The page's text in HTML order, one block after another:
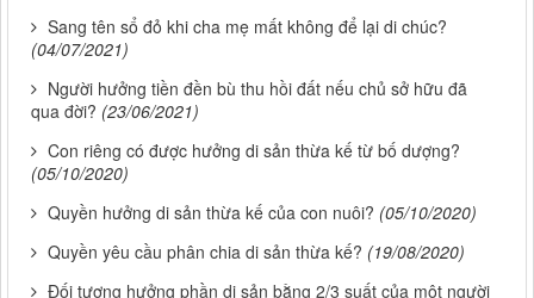
Sang tên sổ đỏ khi cha mẹ mất không để lại di chúc?
(04/07/2021)
Người hưởng tiền đền bù thu hồi đất nếu chủ sở hữu đã
qua đời? (23/06/2021)
Con riêng có được hưởng di sản thừa kế từ bố dượng?
(05/10/2020)
Quyền hưởng di sản thừa kế của con nuôi? (05/10/2020)
Quyền yêu cầu phân chia di sản thừa kế? (19/08/2020)
Đối tượng hưởng phần di sản bằng 2/3 suất của một người